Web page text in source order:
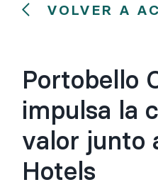
VOLVER A
Portobello
impulsa la
valor junto
Hotels